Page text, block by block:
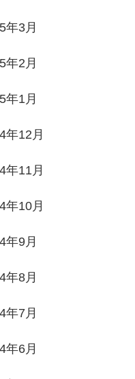
年3月
年2月
年1月
年12月
年11月
年10月
年9月
年8月
年7月
年6月